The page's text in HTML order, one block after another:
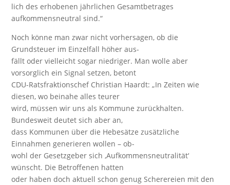
lich des erhobenen jährlichen Gesamtbetrages
aufkommensneutral sind.“
Noch könne man zwar nicht vorhersagen, ob die
Grundsteuer im Einzelfall höher aus-
fällt oder vielleicht sogar niedriger. Man wolle aber
vorsorglich ein Signal setzen, betont
CDU-Ratsfraktionschef Christian Haardt: „In Zeiten wie
diesen, wo beinahe alles teurer
wird, müssen wir uns als Kommune zurückhalten.
Bundesweit deutet sich aber an,
dass Kommunen über die Hebesätze zusätzliche
Einnahmen generieren wollen – ob-
wohl der Gesetzgeber sich ‚Aufkommensneutralität‘
wünscht. Die Betroffenen hatten
oder haben doch aktuell schon genug Scherereien mit den